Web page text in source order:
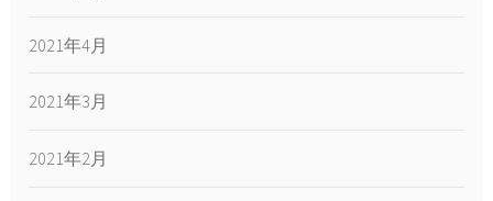
2021年4月
2021年3月
2021年2月